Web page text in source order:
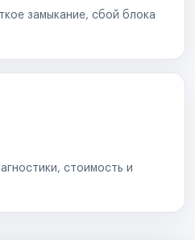
замыкание, сбой блока
стоимость и